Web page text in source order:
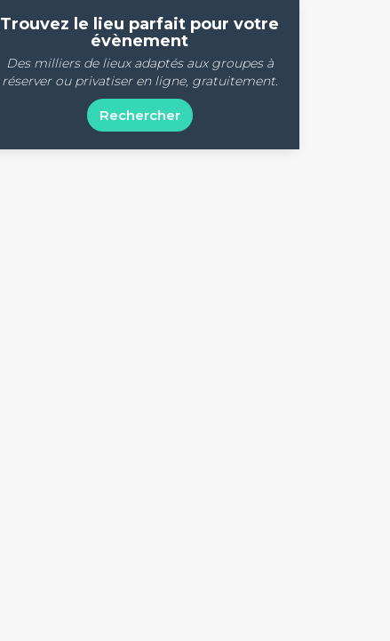
Trouvez le lieu parfait pour votre
évènement
Des milliers de lieux adaptés aux groupes à
réserver ou privatiser en ligne, gratuitement.
Rechercher